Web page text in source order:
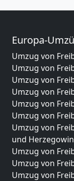
Europa-
Umzug von
Umzug von
Umzug von
Umzug von
Umzug von
Umzug von
Umzug von
und
Umzug von
Umzug von
Umzug von